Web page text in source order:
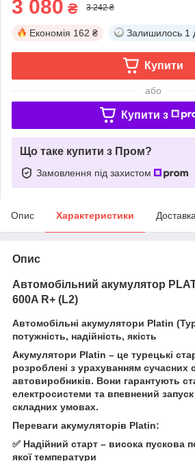
3 080 ₴ 3 242 ₴
Економія 162 ₴ Залишилось 1
Купити
або
Купити з
Що таке купити з Пром?
Замовлення під захистом
Опис Характеристики Доставка
Опис
Автомобільний акумулятор
600A R+ (L2)
Автомобільні акумулятори Platin
потужність, надійність, якість
Акумулятори Platin – це турецькі
розроблені з урахуванням сучасних
автовиробників. Вони гарантують
електросистеми та впевнений
складних умовах.
Переваги акумуляторів Platin:
✅ Надійний старт – висока пускова
якої температури